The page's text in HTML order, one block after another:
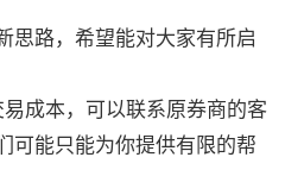
思路，希望能对大家有所启
成本，可以联系原券商的客
可能只能为你提供有限的帮